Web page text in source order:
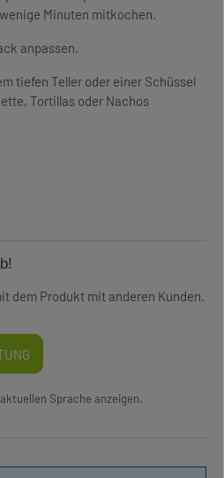
Minuten mitkochen.
anpassen.
tiefen Teller oder einer Schüssel
Tortillas oder Nachos
dem Produkt mit anderen Kunden.
Sprache anzeigen.